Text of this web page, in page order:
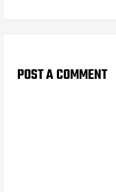
POST A COMMENT